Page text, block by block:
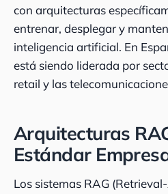
con arquitecturas
entrenar, desplegar y
inteligencia artificial. En
está siendo liderada por
retail y las
Arquitecturas
Estándar
Los sistemas RAG